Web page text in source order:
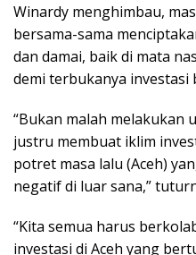
Winardy menghimbau,
bersama-sama
dan damai, baik di mata
demi terbukanya investasi
“Bukan malah
justru membuat iklim
potret masa lalu (Aceh)
negatif di luar sana,”
“Kita semua harus
investasi di Aceh yang